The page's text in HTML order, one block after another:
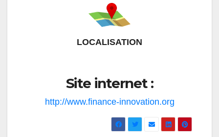
LOCALISATION
Site internet :
http://www.finance-innovation.org